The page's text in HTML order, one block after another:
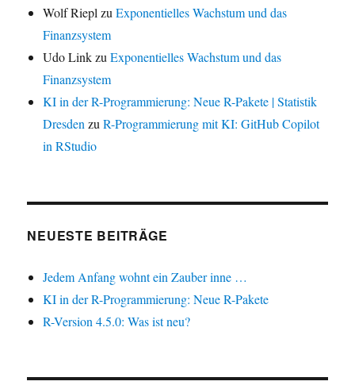
Wolf RieplzuExponentielles Wachstum und das
Finanzsystem
Udo LinkzuExponentielles Wachstum und das
Finanzsystem
KI in der R-Programmierung: Neue R-Pakete | Statistik
DresdenzuR-Programmierung mit KI: GitHub Copilot
in RStudio
NEUESTE BEITRÄGE
Jedem Anfang wohnt ein Zauber inne …
KI in der R-Programmierung: Neue R-Pakete
R-Version 4.5.0: Was ist neu?